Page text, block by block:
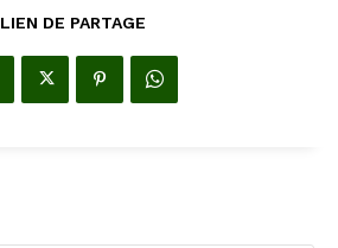
LIEN DE PARTAGE